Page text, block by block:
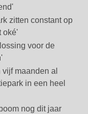
zitten constant op
oké'
voor de
maanden al
in een heel
nog dit jaar